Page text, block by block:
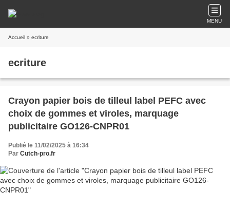
MENU
Accueil » ecriture
ecriture
Crayon papier bois de tilleul label PEFC avec
choix de gommes et viroles, marquage
publicitaire GO126-CNPR01
Publié le 11/02/2025 à 16:34
Par Cutch-pro.fr